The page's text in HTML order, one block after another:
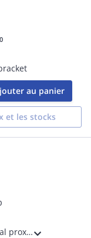
au panier
et les stocks
OF-36-ST-20 = Coaxial proxy fiber standard - 2 mt m6x1mm.